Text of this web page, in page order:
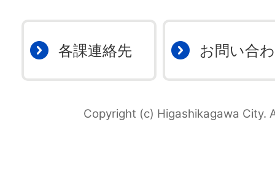
各課連絡先 お問い合
Copyright (c) Higashikagawa City.